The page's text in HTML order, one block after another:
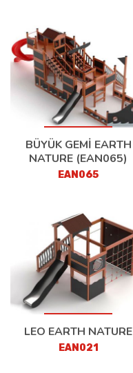
BÜYÜK GEMİ EARTH
NATURE (EAN065)
EAN065
LEO EARTH NATURE
EAN021